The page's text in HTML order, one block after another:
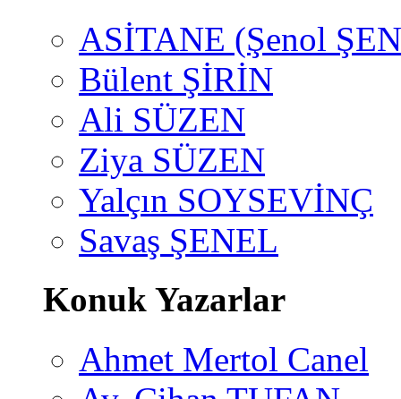
ASİTANE (Şenol
Bülent ŞİRİN
Ali SÜZEN
Ziya SÜZEN
Yalçın SOYSEVİNÇ
Savaş ŞENEL
Konuk Yazarlar
Ahmet Mertol Canel